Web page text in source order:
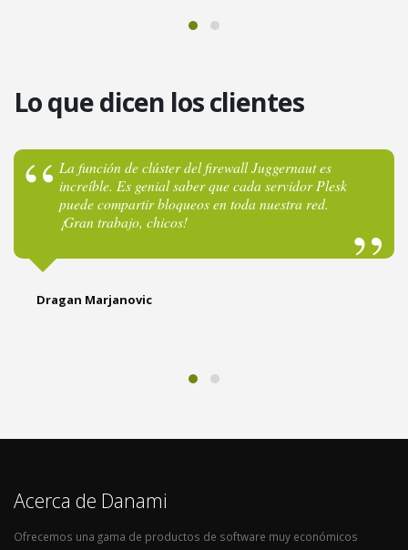
Lo que dicen los clientes
La función de clúster del firewall Juggernaut es
increíble. Es genial saber que cada servidor Plesk
puede compartir bloqueos en toda nuestra red.
¡Gran trabajo, chicos!
Dragan Marjanovic
Acerca de Danami
Ofrecemos una gama de productos de software muy económicos